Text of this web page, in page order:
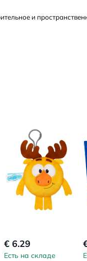
и
€ 6.29
Есть на складе